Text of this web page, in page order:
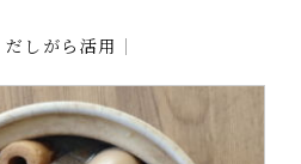
だしがら活用 ｜